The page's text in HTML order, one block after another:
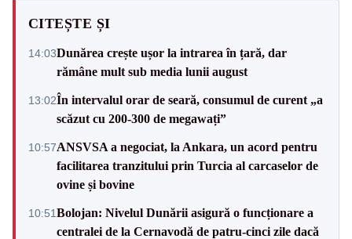
CITEȘTE ȘI
14:03Dunărea crește ușor la intrarea în țară, dar
rămâne mult sub media lunii august
13:02În intervalul orar de seară, consumul de curent „a
scăzut cu 200-300 de megawați”
10:57ANSVSA a negociat, la Ankara, un acord pentru
facilitarea tranzitului prin Turcia al carcaselor de
ovine și bovine
10:51Bolojan: Nivelul Dunării asigură o funcționare a
centralei de la Cernavodă de patru-cinci zile dacă